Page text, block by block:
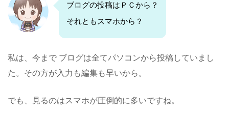
ブログの投稿はＰＣから？
それともスマホから？
私は、今まで ブログは全てパソコンから投稿していまし
た。その方が入力も編集も早いから。
でも、見るのはスマホが圧倒的に多いですね。